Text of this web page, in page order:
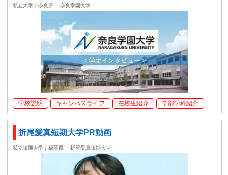
私立大学｜奈良県 奈良学園大学
学校説明 キャンパスライフ 在校生紹介 学部学科紹介
折尾愛真短期大学PR動画
私立短期大学｜福岡県 折尾愛真短期大学